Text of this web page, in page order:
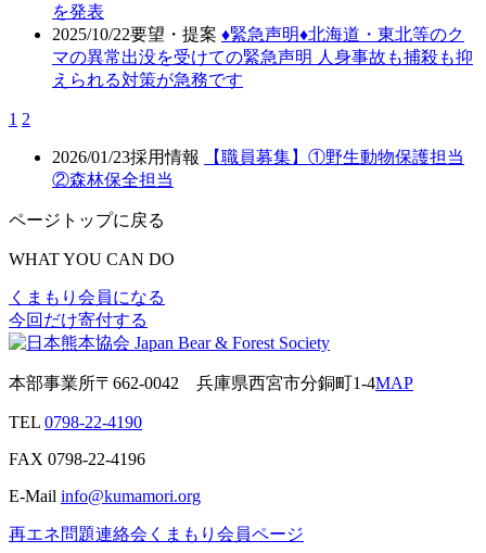
を発表
2025/10/22要望・提案 ♦️緊急声明♦️北海道・東北等のク
マの異常出没を受けての緊急声明 人身事故も捕殺も抑
えられる対策が急務です
1 2
2026/01/23採用情報
【職員募集】①野生動物保護担当
②森林保全担当
ページトップに戻る
WHAT YOU CAN DO
くまもり会員になる
今回だけ寄付する
本部事業所〒662-0042 兵庫県西宮市分銅町1-4MAP
TEL 0798-22-4190
FAX 0798-22-4196
E-Mail info@kumamori.org
再エネ問題連絡会 くまもり会員ページ